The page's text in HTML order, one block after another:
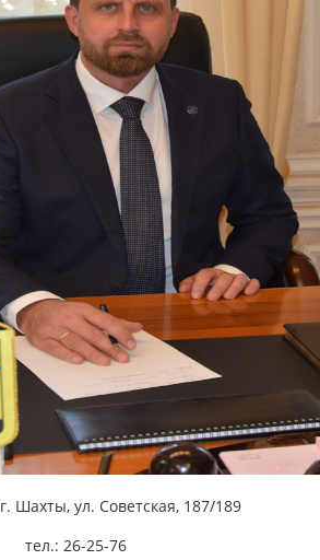
г. Шахты, ул. Советская, 187/189
тел.: 26-25-76